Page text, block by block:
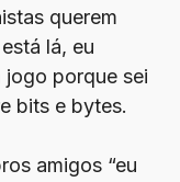
querem
lá, eu
porque sei
bits e bytes.
amigos “eu